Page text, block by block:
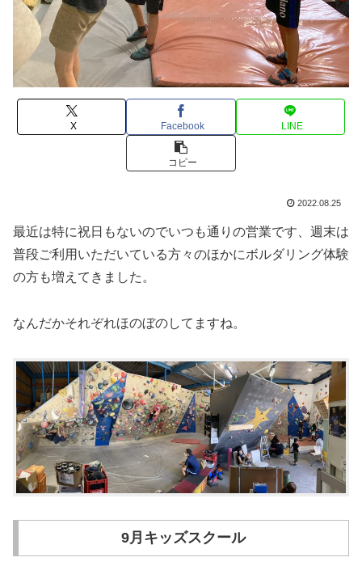
X Facebook LINE
コピー
2022.08.25
最近は特に祝日もないのでいつも通りの営業です、週末は
普段ご利用いただいている方々のほかにボルダリング体験
の方も増えてきました。
なんだかそれぞれほのぼのしてますね。
9月キッズスクール